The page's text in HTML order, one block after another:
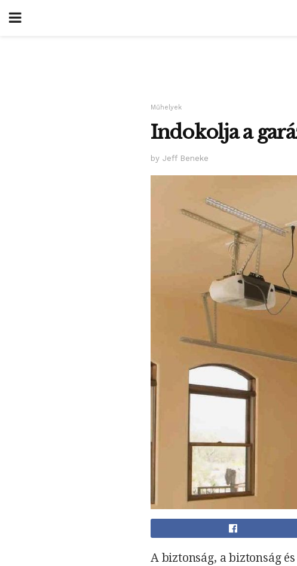
Műhelyek
Indokolja a
by Jeff Beneke
A biztonság, a biztonság